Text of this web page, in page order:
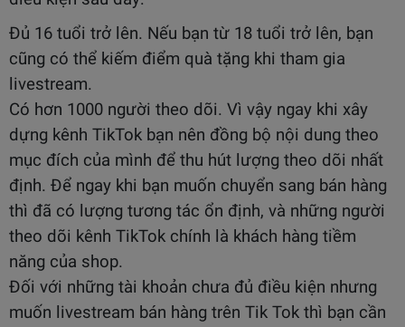
Đủ 16 tuổi trở lên. Nếu bạn từ 18 tuổi trở lên, bạn
cũng có thể kiếm điểm quà tặng khi tham gia
livestream.
Có hơn 1000 người theo dõi. Vì vậy ngay khi xây
dựng kênh TikTok bạn nên đồng bộ nội dung theo
mục đích của mình để thu hút lượng theo dõi nhất
định. Để ngay khi bạn muốn chuyển sang bán hàng
thì đã có lượng tương tác ổn định, và những người
theo dõi kênh TikTok chính là khách hàng tiềm
năng của shop.
Đối với những tài khoản chưa đủ điều kiện nhưng
muốn livestream bán hàng trên Tik Tok thì bạn cần